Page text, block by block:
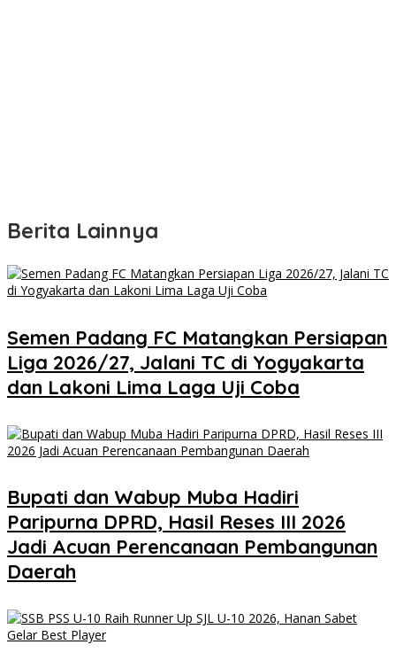
Berita Lainnya
Semen Padang FC Matangkan Persiapan
Liga 2026/27, Jalani TC di Yogyakarta
dan Lakoni Lima Laga Uji Coba
Bupati dan Wabup Muba Hadiri
Paripurna DPRD, Hasil Reses III 2026
Jadi Acuan Perencanaan Pembangunan
Daerah